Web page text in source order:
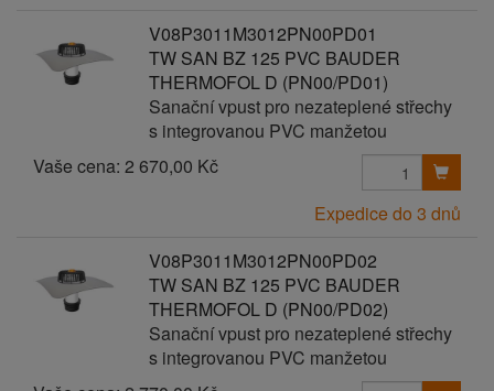
V08P3011M3012PN00PD01
TW SAN BZ 125 PVC BAUDER
THERMOFOL D (PN00/PD01)
Sanační vpust pro nezateplené střechy
s integrovanou PVC manžetou
Vaše cena: 2 670,00 Kč
Expedice do 3 dnů
V08P3011M3012PN00PD02
TW SAN BZ 125 PVC BAUDER
THERMOFOL D (PN00/PD02)
Sanační vpust pro nezateplené střechy
s integrovanou PVC manžetou